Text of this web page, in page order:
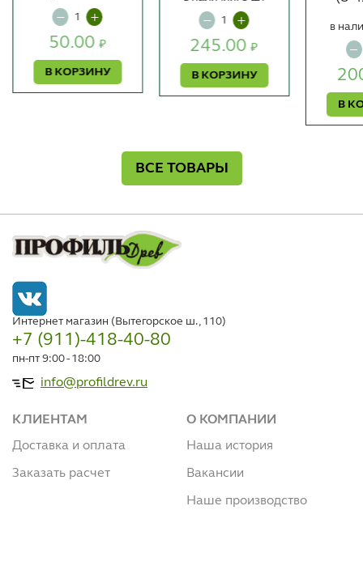
50.00₽
В КОРЗИНУ
245.00₽
В КОРЗИНУ
В
в
ВСЕ ТОВАРЫ
Интернет магазин (Вытегорское ш., 110)
+7 (911)-418-40-80
пн-пт 9:00 - 18:00
info@profildrev.ru
КЛИЕНТАМ
Доставка и оплата
Заказать расчет
О КОМПАНИИ
Наша история
Вакансии
Наше производство